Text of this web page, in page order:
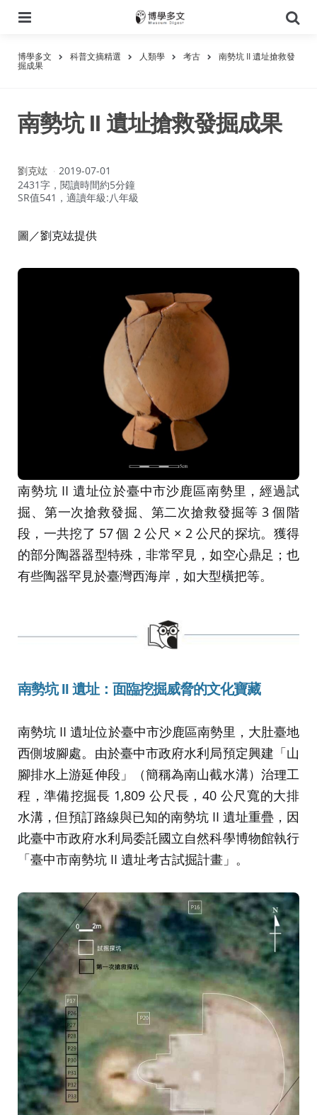
尋
博學多文 科普文摘精選 人類學 考古 南勢坑 II 遺址搶救發
掘成果
南勢坑 II 遺址搶救發掘成果
作
者：
劉克竑
2019-07-01
2431字，閱讀時間約5分鐘
SR值541，適讀年級:八年級
圖／劉克竑提供
南勢坑 II 遺址位於臺中市沙鹿區南勢里，經過試
掘、第一次搶救發掘、第二次搶救發掘等 3 個階
段，一共挖了 57 個 2 公尺 × 2 公尺的探坑。獲得
的部分陶器器型特殊，非常罕見，如空心鼎足；也
有些陶器罕見於臺灣西海岸，如大型橫把等。
南勢坑II 遺址：面臨挖掘威脅的文化寶藏
南勢坑 II 遺址位於臺中市沙鹿區南勢里，大肚臺地
西側坡腳處。由於臺中市政府水利局預定興建「山
腳排水上游延伸段」（簡稱為南山截水溝）治理工
程，準備挖掘長 1,809 公尺長，40 公尺寬的大排
水溝，但預訂路線與已知的南勢坑 II 遺址重疊，因
此臺中市政府水利局委託國立自然科學博物館執行
「臺中市南勢坑 II 遺址考古試掘計畫」。